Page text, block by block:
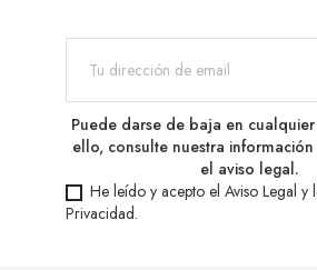
Puede darse de baja en
ello, consulte nuestra
el aviso legal.
He leído y acepto el Aviso Legal y
Privacidad.